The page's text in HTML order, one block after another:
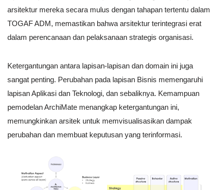
arsitektur mereka secara mulus dengan tahapan tertentu dalam
TOGAF ADM, memastikan bahwa arsitektur terintegrasi erat
dalam perencanaan dan pelaksanaan strategis organisasi.
Ketergantungan antara lapisan-lapisan dan domain ini juga
sangat penting. Perubahan pada lapisan Bisnis memengaruhi
lapisan Aplikasi dan Teknologi, dan sebaliknya. Kemampuan
pemodelan ArchiMate menangkap ketergantungan ini,
memungkinkan arsitek untuk memvisualisasikan dampak
perubahan dan membuat keputusan yang terinformasi.